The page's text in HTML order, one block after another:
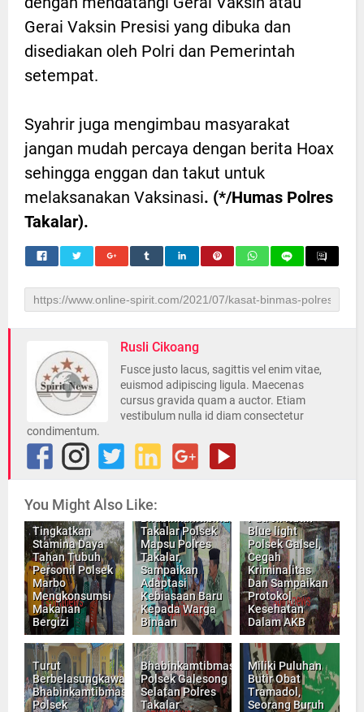
Gerai Vaksin Presisi yang dibuka dan
disediakan oleh Polri dan Pemerintah
setempat.
Syahrir juga mengimbau masyarakat
jangan mudah percaya dengan berita Hoax
sehingga enggan dan takut untuk
melaksanakan Vaksinasi. (*/Humas Polres
Takalar).
Rusli Cikoang
Fusce justo lacus, sagittis vel enim vitae,
euismod adipiscing ligula. Maecenas
cursus gravida quam a auctor. Etiam
vestibulum nulla id diam consectetur
condimentum.
You Might Also Like:
Tingkatkan
Stamina Daya
Tahan Tubuh
Personil Polsek
Marbo
Mengkonsumsi
Makanan
Bergizi
Takalar Polsek
Mapsu Polres
Takalar,
Sampaikan
Adaptasi
Kebiasaan Baru
Kepada Warga
Binaan
Blue light
Polsek Galsel,
Cegah
Kriminalitas
Dan Sampaikan
Protokol
Kesehatan
Dalam AKB
Turut
Berbelasungkawa,
Bhabinkamtibmas
Polsek
Bhabinkamtibmas
Polsek Galesong
Selatan Polres
Takalar
Miliki Puluhan
Butir Obat
Tramadol,
Seorang Buruh